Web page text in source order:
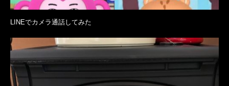
LINEでカメラ通話してみた